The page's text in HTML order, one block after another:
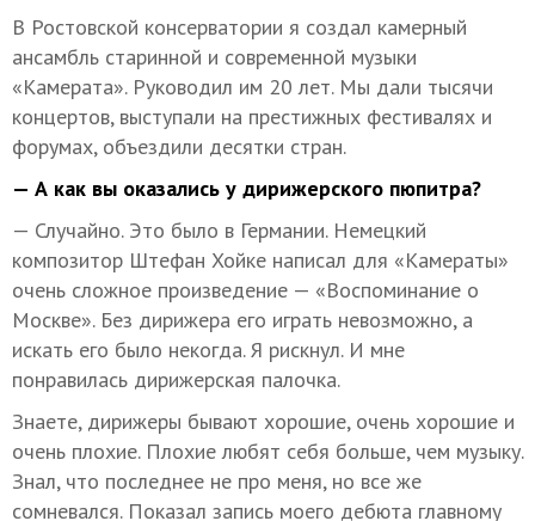
В Ростовской консерватории я создал камерный
ансамбль старинной и современной музыки
«Камерата». Руководил им 20 лет. Мы дали тысячи
концертов, выступали на престижных фестивалях и
форумах, объездили десятки стран.
— А как вы оказались у дирижерского пюпитра?
— Случайно. Это было в Германии. Немецкий
композитор Штефан Хойке написал для «Камераты»
очень сложное произведение — «Воспоминание о
Москве». Без дирижера его играть невозможно, а
искать его было некогда. Я рискнул. И мне
понравилась дирижерская палочка.
Знаете, дирижеры бывают хорошие, очень хорошие и
очень плохие. Плохие любят себя больше, чем музыку.
Знал, что последнее не про меня, но все же
сомневался. Показал запись моего дебюта главному